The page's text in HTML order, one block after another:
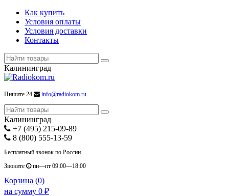
Как купить
Условия оплаты
Условия доставки
Контакты
Калининград
Пишите 24 info@radiokom.ru
Калининград
+7 (495) 215-09-89
8 (800) 555-13-59
Бесплатный звонок по России
Звоните
пн—пт 09:00—18:00
Корзина (0)
на сумму 0 ₽